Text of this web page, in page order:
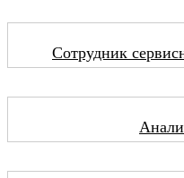
Сотрудник